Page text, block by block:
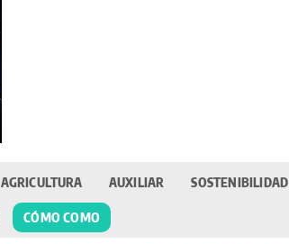
AGRICULTURA AUXILIAR SOSTENIBILIDAD
CÓMO COMO